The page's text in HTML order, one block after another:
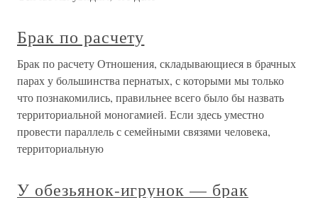
Брак по расчету
Брак по расчету Отношения, складывающиеся в брачных
парах у большинства пернатых, с которыми мы только
что познакомились, правильнее всего было бы назвать
территориальной моногамией. Если здесь уместно
провести параллель с семейными связями человека,
территориальную
У обезьянок-игрунок — брак